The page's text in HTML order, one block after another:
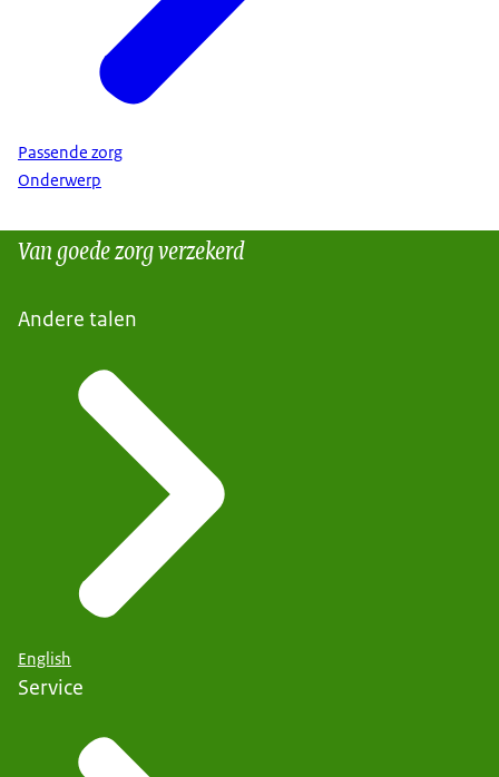
Passende zorg
Onderwerp
Van goede zorg verzekerd
Andere talen
English
Service